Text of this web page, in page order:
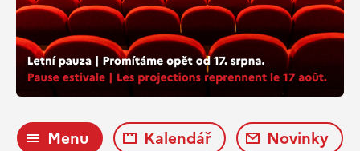
Menu Kalendář Novinky